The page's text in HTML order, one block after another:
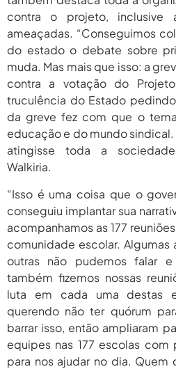
contra o projeto, inclusive
ameaçadas. “Conseguimos
do estado o debate sobre
muda. Mas mais que isso: a
contra a votação do
truculência do Estado
da greve fez com que o
educação e do mundo
atingisse toda a sociedade
Walkiria.
“Isso é uma coisa que o
conseguiu implantar sua
acompanhamos as 177
comunidade escolar. Algumas
outras não pudemos falar
também fizemos nossas
luta em cada uma destas
querendo não ter quórum
barrar isso, então ampliaram
equipes nas 177 escolas com
para nos ajudar no dia. Quem